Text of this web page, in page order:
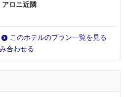
ロニ近隣
このホテルのプラン一覧を見る
合わせる